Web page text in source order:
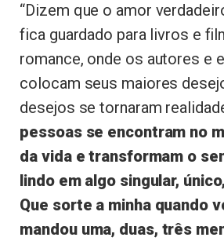
“Dizem que o amor
fica guardado para livros e
romance, onde os autores e
colocam seus maiores
desejos se tornaram
pessoas se encontram no
da vida e transformam o
lindo em algo singular,
Que sorte a minha quando
mandou uma, duas, três